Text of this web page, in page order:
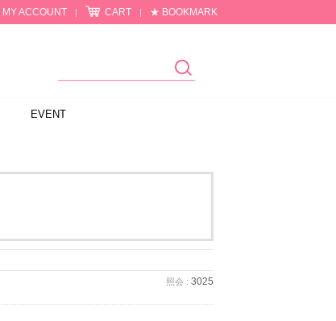
MY ACCOUNT | CART | ★ BOOKMARK
EVENT
照会 : 3025